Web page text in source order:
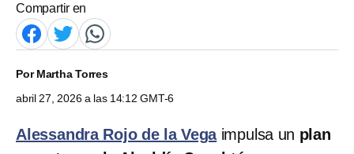
Compartir en
PorMartha Torres
abril 27, 2026 a las 14:12 GMT-6
Alessandra Rojo de la Vegaimpulsa un plan